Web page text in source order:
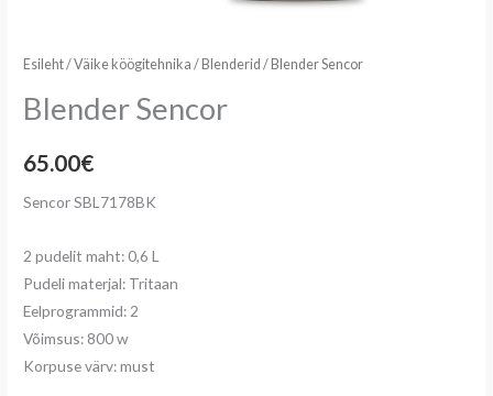
Esileht/Väike köögitehnika / Blenderid / Blender Sencor
Blender Sencor
65.00€
Sencor SBL7178BK
2 pudelit maht: 0,6 L
Pudeli materjal: Tritaan
Eelprogrammid: 2
Võimsus: 800 w
Korpuse värv: must